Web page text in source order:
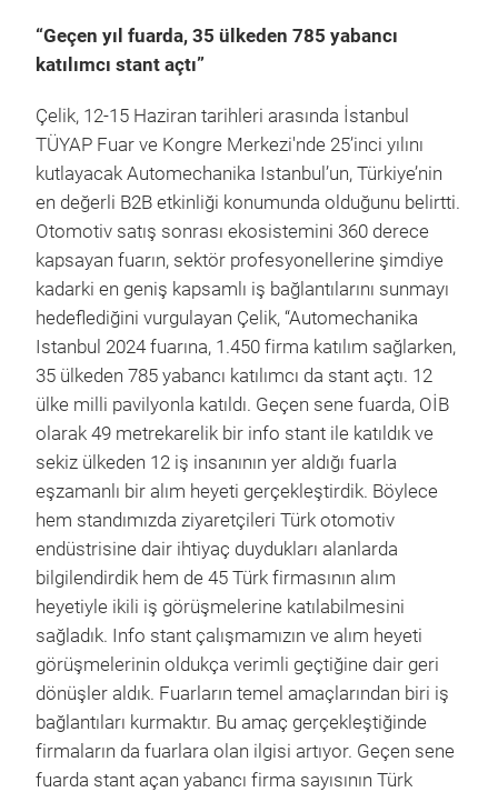
“Geçen yıl fuarda, 35 ülkeden 785 yabancı
katılımcı stant açtı”
Çelik, 12-15 Haziran tarihleri arasında İstanbul
TÜYAP Fuar ve Kongre Merkezi'nde 25’inci yılını
kutlayacak Automechanika Istanbul’un, Türkiye’nin
en değerli B2B etkinliği konumunda olduğunu belirtti.
Otomotiv satış sonrası ekosistemini 360 derece
kapsayan fuarın, sektör profesyonellerine şimdiye
kadarki en geniş kapsamlı iş bağlantılarını sunmayı
hedeflediğini vurgulayan Çelik, “Automechanika
Istanbul 2024 fuarına, 1.450 firma katılım sağlarken,
35 ülkeden 785 yabancı katılımcı da stant açtı. 12
ülke milli pavilyonla katıldı. Geçen sene fuarda, OİB
olarak 49 metrekarelik bir info stant ile katıldık ve
sekiz ülkeden 12 iş insanının yer aldığı fuarla
eşzamanlı bir alım heyeti gerçekleştirdik. Böylece
hem standımızda ziyaretçileri Türk otomotiv
endüstrisine dair ihtiyaç duydukları alanlarda
bilgilendirdik hem de 45 Türk firmasının alım
heyetiyle ikili iş görüşmelerine katılabilmesini
sağladık. Info stant çalışmamızın ve alım heyeti
görüşmelerinin oldukça verimli geçtiğine dair geri
dönüşler aldık. Fuarların temel amaçlarından biri iş
bağlantıları kurmaktır. Bu amaç gerçekleştiğinde
firmaların da fuarlara olan ilgisi artıyor. Geçen sene
fuarda stant açan yabancı firma sayısının Türk